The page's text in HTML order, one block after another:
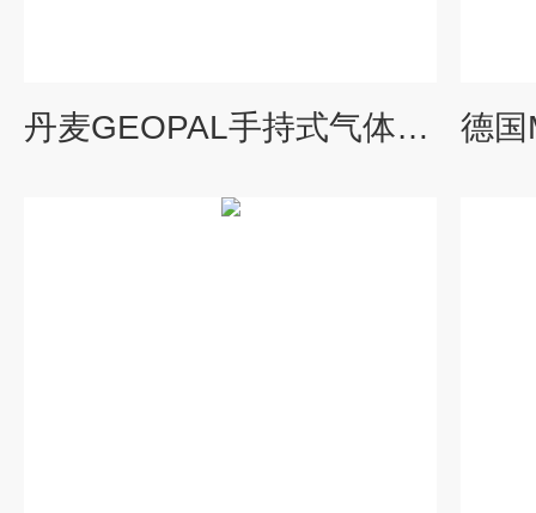
丹麦GEOPAL手持式气体检测仪Multi Gas系列